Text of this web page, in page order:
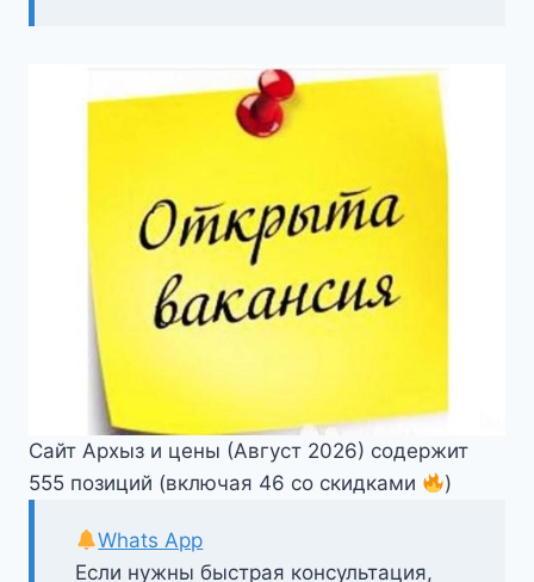
Сайт Архыз и цены (Август 2026) содержит
555 позиций (включая 46 со скидками
)
Если нужны быстрая консультация,
Whats App